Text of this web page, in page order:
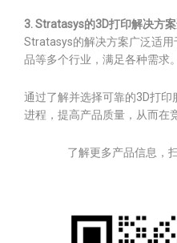
3. Stratasys的3D打印解决方
Stratasys的解决方案广泛适
品等多个行业，满足各种需求。
通过了解并选择可靠的3D打印
进程，提高产品质量，从而在
了解更多产品信息，